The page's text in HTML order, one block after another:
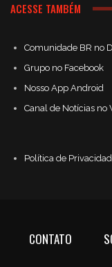
ACESSE TAMBÉM
Comunidade BR no
Grupo no Facebook
Nosso App Android
Canal de Notícias no
Política de
CONTATO